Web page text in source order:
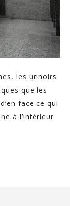
les urinoirs
que les
face ce qui
à l’intérieur